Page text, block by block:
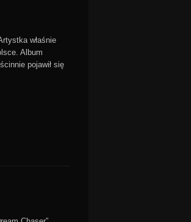
właśnie
Album
pojawił się